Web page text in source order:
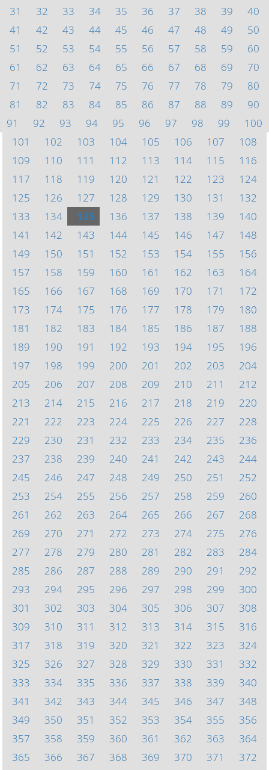
31
32 33 34 35 36 37 38 39
40
41
42 43 44 45 46 47 48 49
50
51
52 53 54 55 56 57 58 59
60
61
62 63 64 65 66 67 68 69
70
71
72 73 74 75 76 77 78 79
80
81
82 83 84 85 86 87 88 89
90
91
92 93 94 95 96 97 98 99
100
101
102 103 104 105 106 107
108
109
110 111 112 113 114 115
116
117
118 119 120 121 122 123
124
125
126 127 128 129 130 131
132
133
134 135 136 137 138 139
140
141
142 143 144 145 146 147
148
149
150 151 152 153 154 155
156
157
158 159 160 161 162 163
164
165
166 167 168 169 170 171
172
173
174 175 176 177 178 179
180
181
182 183 184 185 186 187
188
189
190 191 192 193 194 195
196
197
198 199 200 201 202 203
204
205
206 207 208 209 210 211
212
213
214 215 216 217 218 219
220
221
222 223 224 225 226 227
228
229
230 231 232 233 234 235
236
237
238 239 240 241 242 243
244
245
246 247 248 249 250 251
252
253
254 255 256 257 258 259
260
261
262 263 264 265 266 267
268
269
270 271 272 273 274 275
276
277
278 279 280 281 282 283
284
285
286 287 288 289 290 291
292
293
294 295 296 297 298 299
300
301
302 303 304 305 306 307
308
309
310 311 312 313 314 315
316
317
318 319 320 321 322 323
324
325
326 327 328 329 330 331
332
333
334 335 336 337 338 339
340
341
342 343 344 345 346 347
348
349
350 351 352 353 354 355
356
357
358 359 360 361 362 363
364
365
366 367 368 369 370 371
372